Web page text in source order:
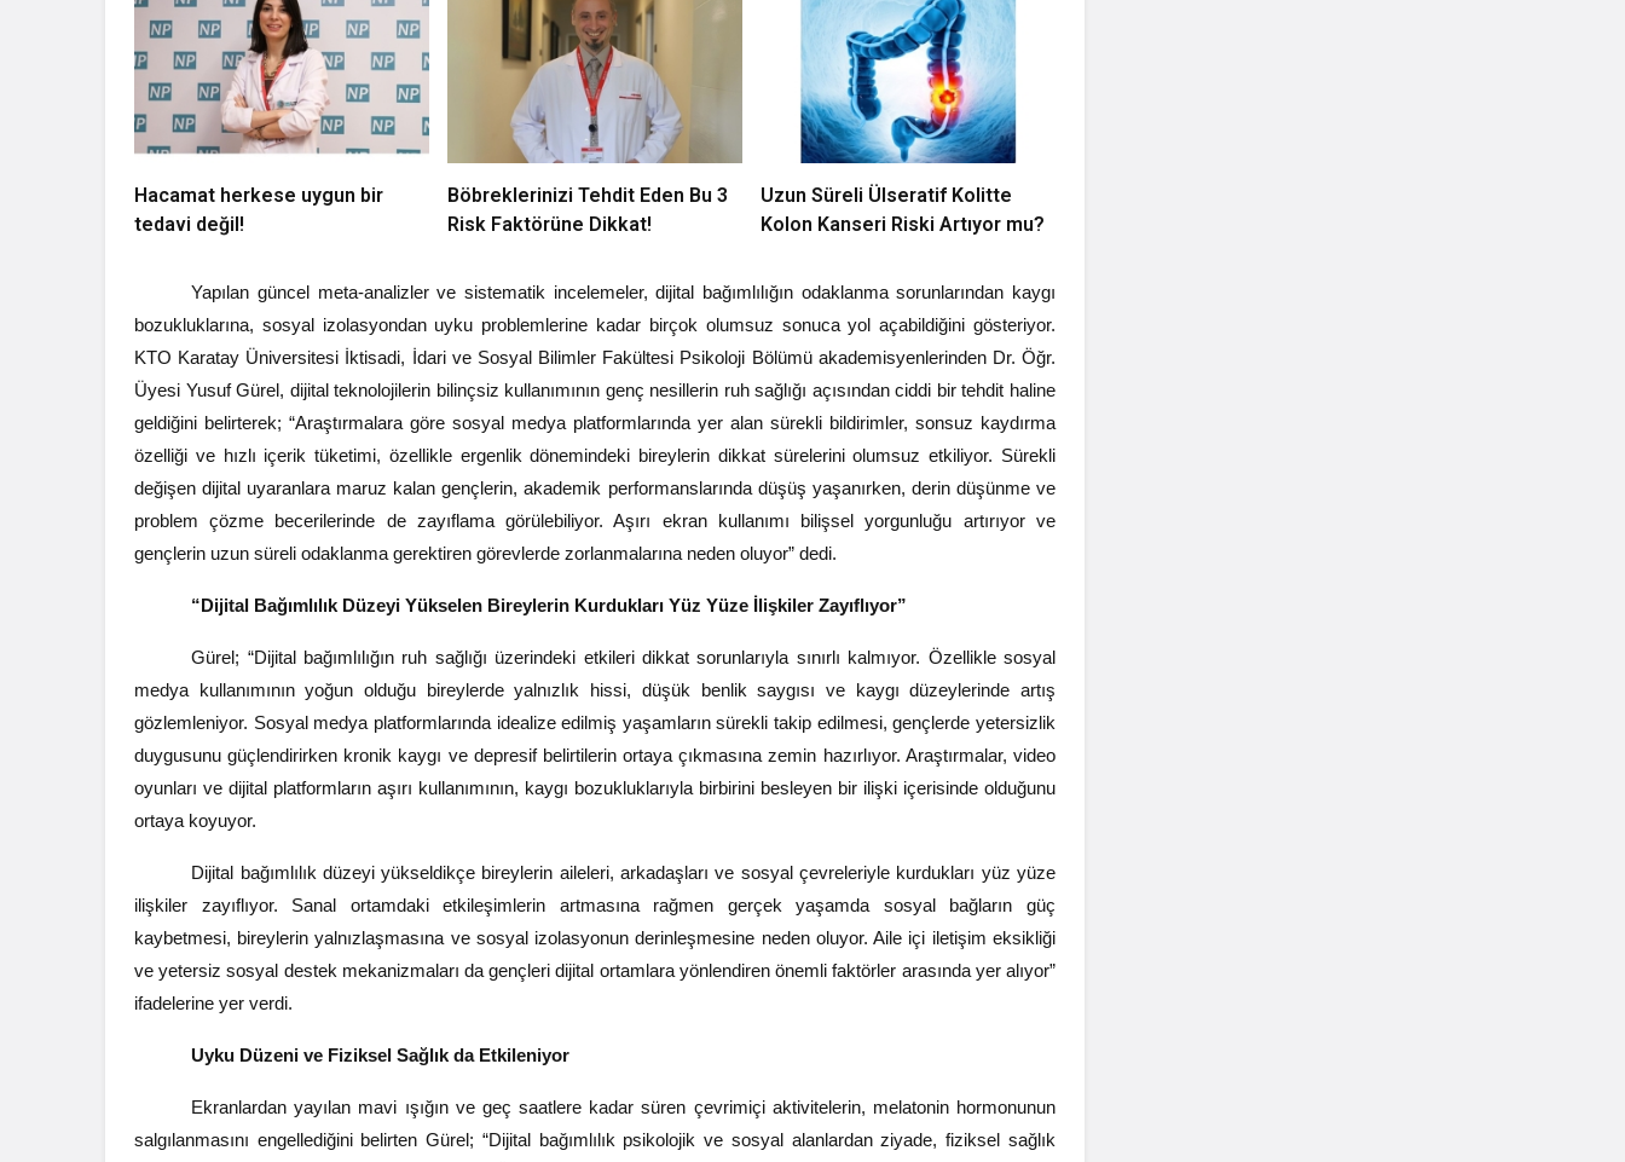
Hacamat herkese uygun bir
tedavi değil!
Böbreklerinizi Tehdit Eden Bu 3
Risk Faktörüne Dikkat!
Uzun Süreli Ülseratif Kolitte
Kolon Kanseri Riski Artıyor mu?
Yapılan güncel meta-analizler ve sistematik incelemeler, dijital bağımlılığın odaklanma sorunlarından kaygı
bozukluklarına, sosyal izolasyondan uyku problemlerine kadar birçok olumsuz sonuca yol açabildiğini gösteriyor.
KTO Karatay Üniversitesi İktisadi, İdari ve Sosyal Bilimler Fakültesi Psikoloji Bölümü akademisyenlerinden Dr. Öğr.
Üyesi Yusuf Gürel, dijital teknolojilerin bilinçsiz kullanımının genç nesillerin ruh sağlığı açısından ciddi bir tehdit haline
geldiğini belirterek; “Araştırmalara göre sosyal medya platformlarında yer alan sürekli bildirimler, sonsuz kaydırma
özelliği ve hızlı içerik tüketimi, özellikle ergenlik dönemindeki bireylerin dikkat sürelerini olumsuz etkiliyor. Sürekli
değişen dijital uyaranlara maruz kalan gençlerin, akademik performanslarında düşüş yaşanırken, derin düşünme ve
problem çözme becerilerinde de zayıflama görülebiliyor. Aşırı ekran kullanımı bilişsel yorgunluğu artırıyor ve
gençlerin uzun süreli odaklanma gerektiren görevlerde zorlanmalarına neden oluyor” dedi.
“Dijital Bağımlılık Düzeyi Yükselen Bireylerin Kurdukları Yüz Yüze İlişkiler Zayıflıyor”
Gürel; “Dijital bağımlılığın ruh sağlığı üzerindeki etkileri dikkat sorunlarıyla sınırlı kalmıyor. Özellikle sosyal
medya kullanımının yoğun olduğu bireylerde yalnızlık hissi, düşük benlik saygısı ve kaygı düzeylerinde artış
gözlemleniyor. Sosyal medya platformlarında idealize edilmiş yaşamların sürekli takip edilmesi, gençlerde yetersizlik
duygusunu güçlendirirken kronik kaygı ve depresif belirtilerin ortaya çıkmasına zemin hazırlıyor. Araştırmalar, video
oyunları ve dijital platformların aşırı kullanımının, kaygı bozukluklarıyla birbirini besleyen bir ilişki içerisinde olduğunu
ortaya koyuyor.
Dijital bağımlılık düzeyi yükseldikçe bireylerin aileleri, arkadaşları ve sosyal çevreleriyle kurdukları yüz yüze
ilişkiler zayıflıyor. Sanal ortamdaki etkileşimlerin artmasına rağmen gerçek yaşamda sosyal bağların güç
kaybetmesi, bireylerin yalnızlaşmasına ve sosyal izolasyonun derinleşmesine neden oluyor. Aile içi iletişim eksikliği
ve yetersiz sosyal destek mekanizmaları da gençleri dijital ortamlara yönlendiren önemli faktörler arasında yer alıyor”
ifadelerine yer verdi.
Uyku Düzeni ve Fiziksel Sağlık da Etkileniyor
Ekranlardan yayılan mavi ışığın ve geç saatlere kadar süren çevrimiçi aktivitelerin, melatonin hormonunun
salgılanmasını engellediğini belirten Gürel; “Dijital bağımlılık psikolojik ve sosyal alanlardan ziyade, fiziksel sağlık